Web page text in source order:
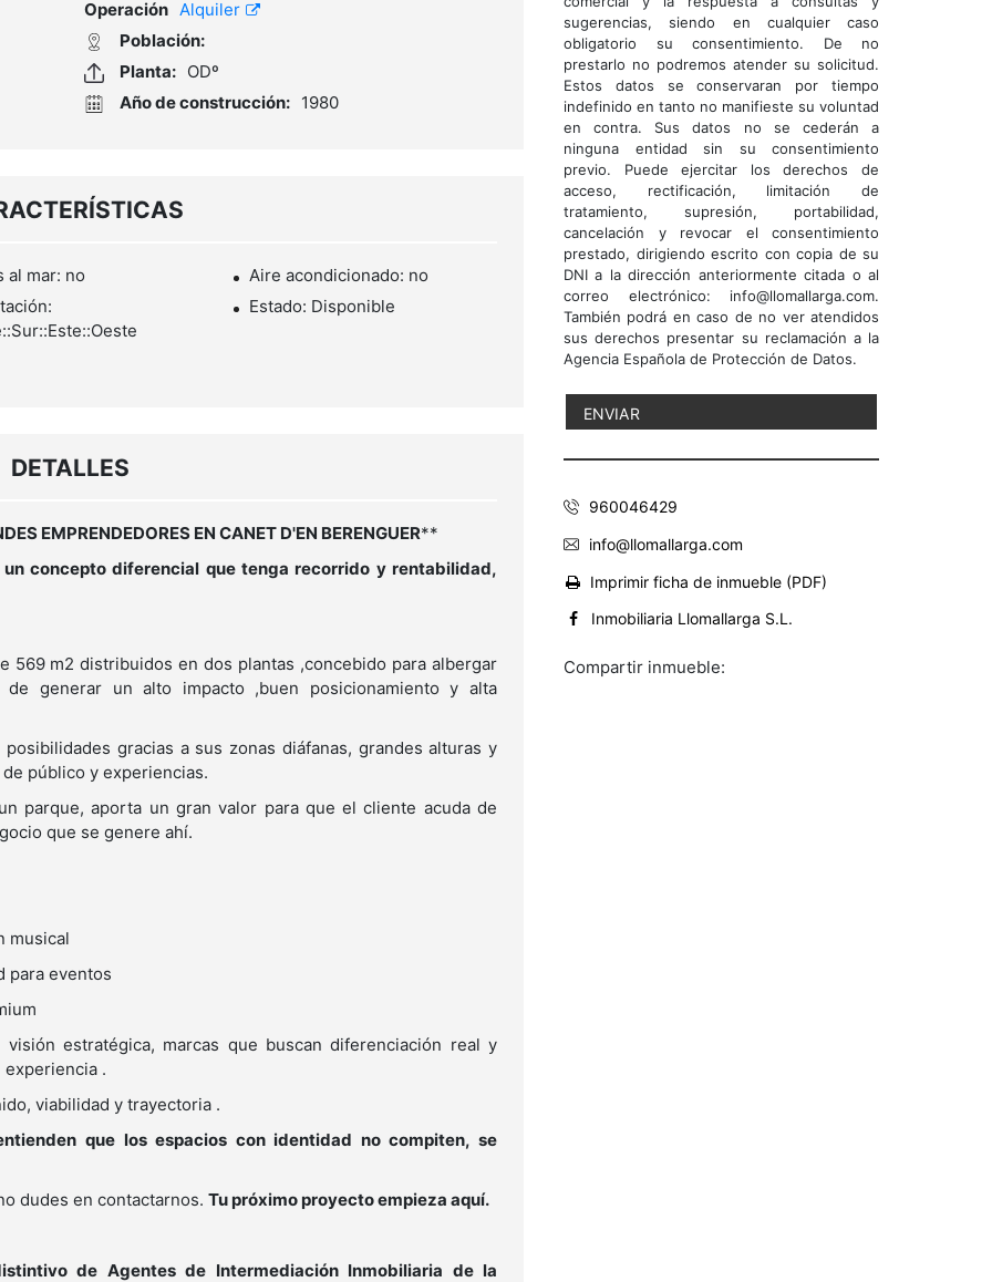
Operación Alquiler
Población:
Planta:
ODº
Año de construcción:
1980
al mar: no
Aire acondicionado: no
Estado: Disponible
DETALLES
EMPRENDEDORES EN CANET D'EN BERENGUER**
concepto diferencial que tenga recorrido y rentabilidad,
569 m2 distribuidos en dos plantas ,concebido para albergar
generar un alto impacto ,buen posicionamiento y alta
gracias a sus zonas diáfanas, grandes alturas y
público y experiencias.
parque, aporta un gran valor para que el cliente acuda de
que se genere ahí.
musical
para eventos
estratégica, marcas que buscan diferenciación real y
.
viabilidad y trayectoria .
que los espacios con identidad no compiten, se
dudes en contactarnos. Tu próximo proyecto empieza aquí.
de Agentes de Intermediación Inmobiliaria de la
sugerencias, siendo en cualquier caso
obligatorio su consentimiento. De no
prestarlo no podremos atender su solicitud.
Estos datos se conservaran por tiempo
indefinido en tanto no manifieste su voluntad
en contra. Sus datos no se cederán a
ninguna entidad sin su consentimiento
previo. Puede ejercitar los derechos de
acceso, rectificación, limitación de
tratamiento, supresión, portabilidad,
cancelación y revocar el consentimiento
prestado, dirigiendo escrito con copia de su
DNI a la dirección anteriormente citada o al
correo electrónico: info@llomallarga.com.
También podrá en caso de no ver atendidos
sus derechos presentar su reclamación a la
Agencia Española de Protección de Datos.
960046429
info@llomallarga.com
Imprimir ficha de inmueble (PDF)
Inmobiliaria Llomallarga S.L.
Compartir inmueble: